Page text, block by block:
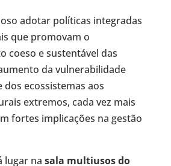
adotar políticas integradas
que promovam o
coeso e sustentável das
da vulnerabilidade
ecossistemas aos
extremos, cada vez mais
fortes implicações na gestão
lugar na sala multiusos do